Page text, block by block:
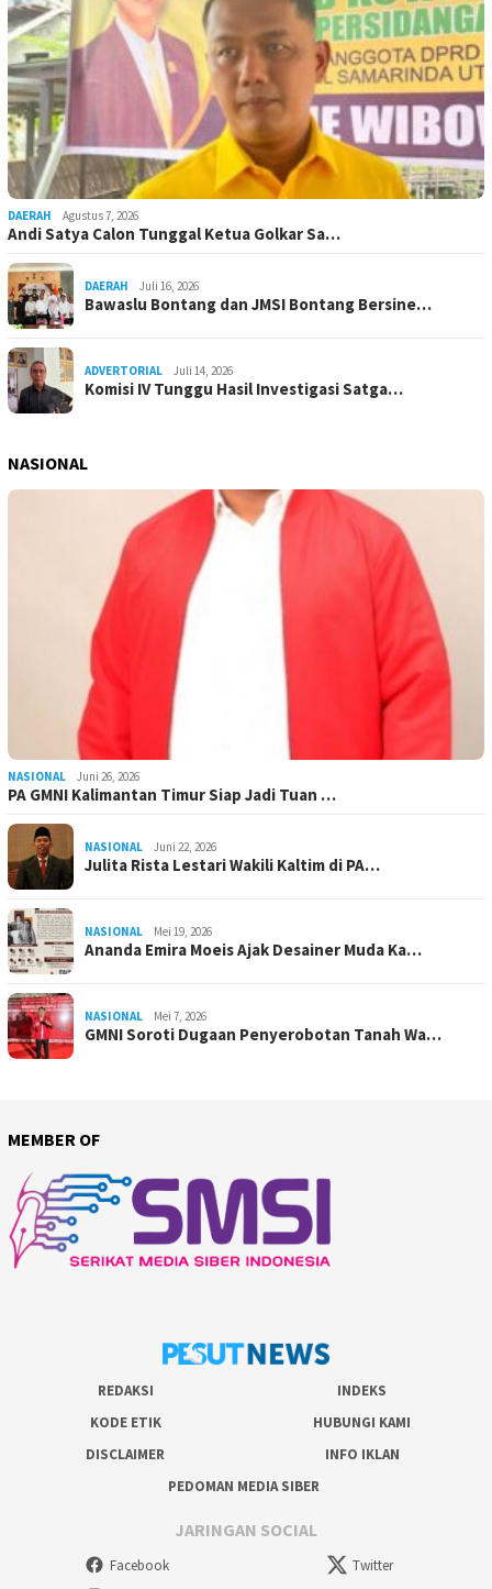
DAERAH Agustus 7, 2026
Andi Satya Calon Tunggal Ketua Golkar Sa…
DAERAH Juli 16, 2026
Bawaslu Bontang dan JMSI Bontang Bersine…
ADVERTORIAL Juli 14, 2026
Komisi IV Tunggu Hasil Investigasi Satga…
NASIONAL
NASIONAL Juni 26, 2026
PA GMNI Kalimantan Timur Siap Jadi Tuan …
NASIONAL Juni 22, 2026
Julita Rista Lestari Wakili Kaltim di PA…
NASIONAL Mei 19, 2026
Ananda Emira Moeis Ajak Desainer Muda Ka…
NASIONAL Mei 7, 2026
GMNI Soroti Dugaan Penyerobotan Tanah Wa…
MEMBER OF
REDAKSI
INDEKS
KODE ETIK
HUBUNGI KAMI
DISCLAIMER
INFO IKLAN
PEDOMAN MEDIA SIBER
JARINGAN SOCIAL
Facebook Twitter